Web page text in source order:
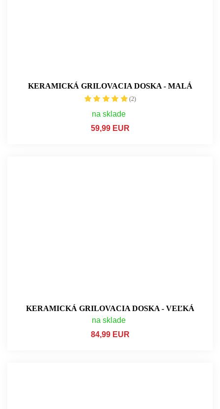
KERAMICKÁ GRILOVACIA DOSKA - MALÁ
(2)
na sklade
59,99 EUR
KERAMICKÁ GRILOVACIA DOSKA - VEĽKÁ
na sklade
84,99 EUR